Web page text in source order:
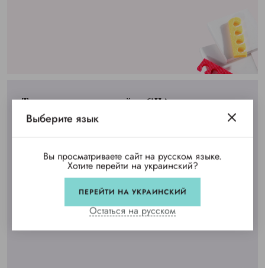
Товары для отелей и СПА
Мини косметика
Товары для бани и сауны
Выберите язык
Вы просматриваете сайт на русском языке.
Хотите перейти на украинский?
ПЕРЕЙТИ НА УКРАИНСКИЙ
Остаться на русском